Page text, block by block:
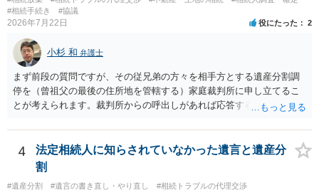
#相続手続き
#協議
2026年7月22日 役にたった 2
小杉 和 弁護士
まず前段の質問ですが、その従兄弟の方々を相手方とする遺産分割調
停を（曾祖父の最後の住所地を管轄する）家庭裁判所に申し立てるこ
とが考えられます。裁判所からの呼出しがあれば応答する可能性がま
能と思われます。時間が思った以上にないので必要書類をてきぱきと
揃える必要があります。その点是非御注意ください。
4
法定相続人に知らされていなかった遺言と遺産分
割
#遺産分割 #遺言の書き直し・やり直し
#相続トラブルの代理交渉